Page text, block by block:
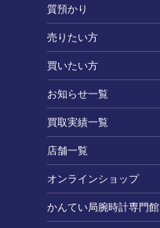
質預かり
売りたい方
買いたい方
お知らせ一覧
買取実績一覧
店舗一覧
オンラインショップ
かんてい局腕時計専門館